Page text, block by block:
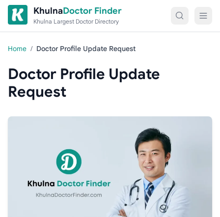
Skip to content
KhulnaDoctor Finder
Khulna Largest Doctor Directory
Home / Doctor Profile Update Request
Doctor Profile Update
Request